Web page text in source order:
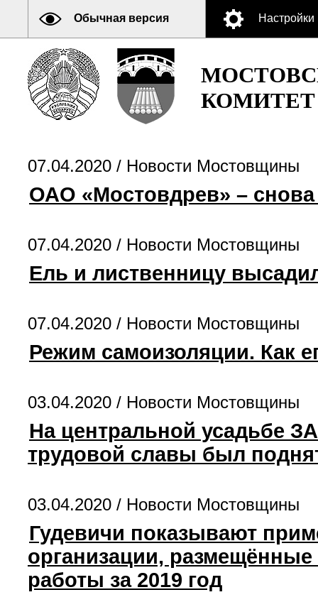
Обычная версия Настройки
КОМИТЕТ
07.04.2020 / Новости Мостовщины
ОАО «Мостовдрев» –
07.04.2020 / Новости Мостовщины
Ель и лиственницу
07.04.2020 / Новости Мостовщины
Режим самоизоляции. Как
03.04.2020 / Новости Мостовщины
На центральной усадьбе
трудовой славы был
03.04.2020 / Новости Мостовщины
Гудевичи показывают
организации, размещённые
работы за 2019 год